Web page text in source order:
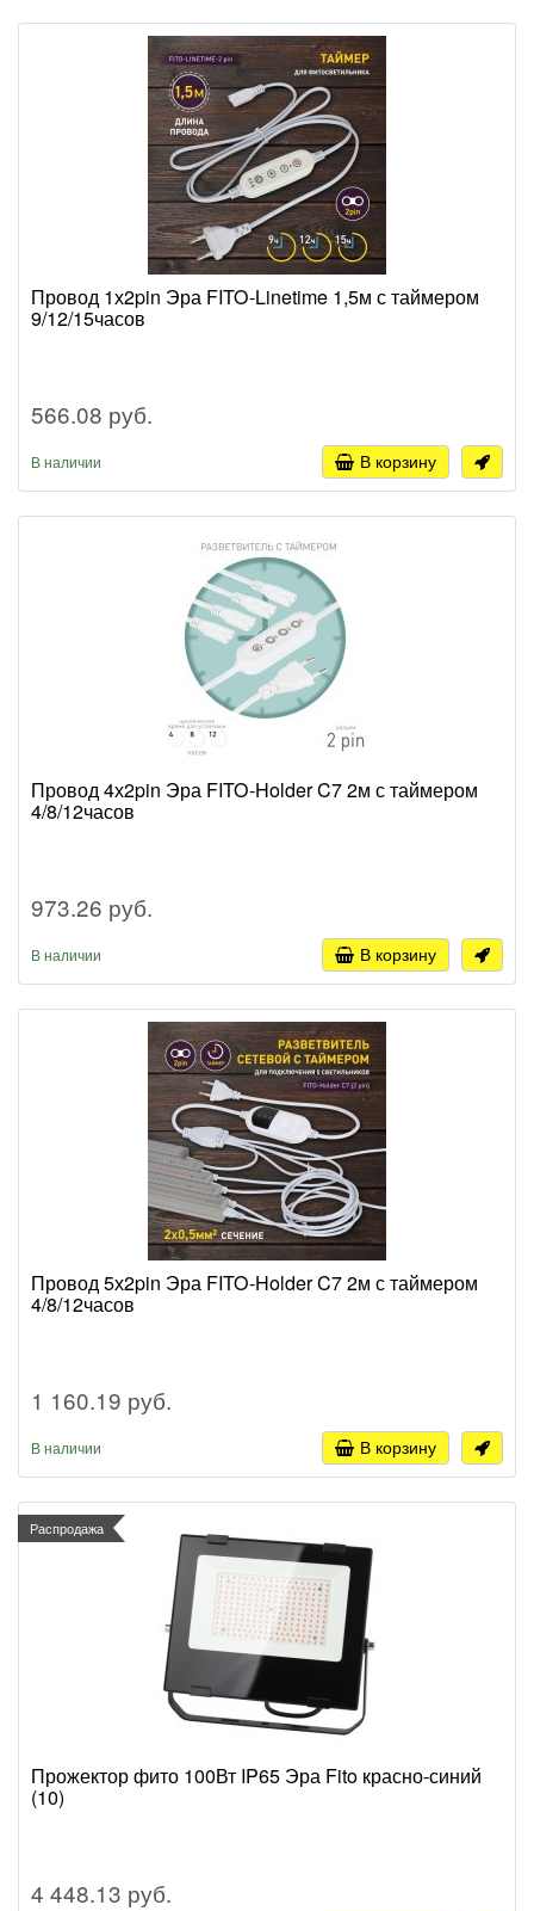
Провод 1х2pin Эра FITO-Linetime 1,5м с таймером
9/12/15часов
566.08 руб.
В наличии В корзину
Провод 4х2pin Эра FITO-Holder C7 2м с таймером
4/8/12часов
973.26 руб.
В наличии В корзину
Провод 5х2pin Эра FITO-Holder C7 2м с таймером
4/8/12часов
1 160.19 руб.
В наличии В корзину
Распродажа
Прожектор фито 100Вт IP65 Эра Fito красно-синий
(10)
4 448.13 руб.